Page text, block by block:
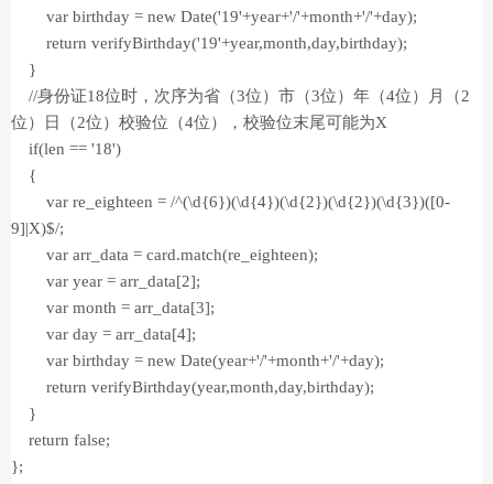
var birthday = new Date('19'+year+'/'+month+'/'+day);
return verifyBirthday('19'+year,month,day,birthday);
}
//身份证18位时，次序为省（3位）市（3位）年（4位）月（2
位）日（2位）校验位（4位），校验位末尾可能为X
if(len == '18')
{
var re_eighteen = /^(\d{6})(\d{4})(\d{2})(\d{2})(\d{3})([0-
9]|X)$/;
var arr_data = card.match(re_eighteen);
var year = arr_data[2];
var month = arr_data[3];
var day = arr_data[4];
var birthday = new Date(year+'/'+month+'/'+day);
return verifyBirthday(year,month,day,birthday);
}
return false;
};